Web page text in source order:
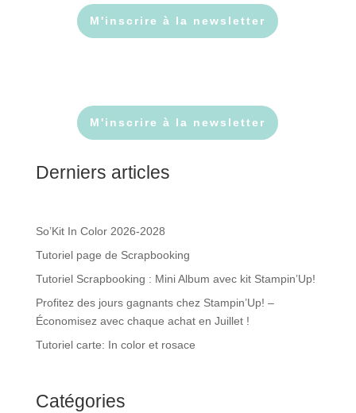
M'inscrire à la newsletter
M'inscrire à la newsletter
Derniers articles
So’Kit In Color 2026-2028
Tutoriel page de Scrapbooking
Tutoriel Scrapbooking : Mini Album avec kit Stampin’Up!
Profitez des jours gagnants chez Stampin’Up! –
Économisez avec chaque achat en Juillet !
Tutoriel carte: In color et rosace
Catégories